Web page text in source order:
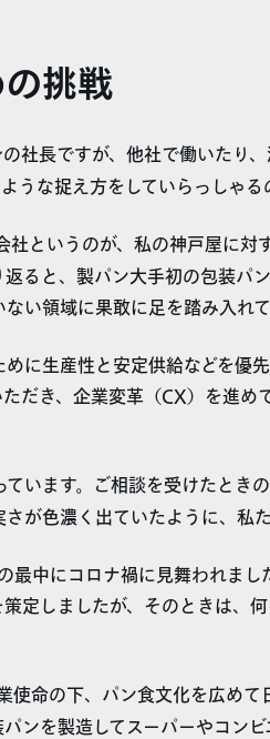
挑戦
社長ですが、他社で働いたり
うな捉え方をしていらっしゃる
というのが、私の神戸屋に対
ると、製パン大手初の包装パ
い領域に果敢に足を踏み入れて
に生産性と安定供給などを優
だき、企業変革（CX）を進
います。ご相談を受けたとき
が色濃く出ていたように、私
中にコロナ禍に見舞われまし
定しましたが、そのときは、
命の下、パン食文化を広めて
ンを製造してスーパーやコン